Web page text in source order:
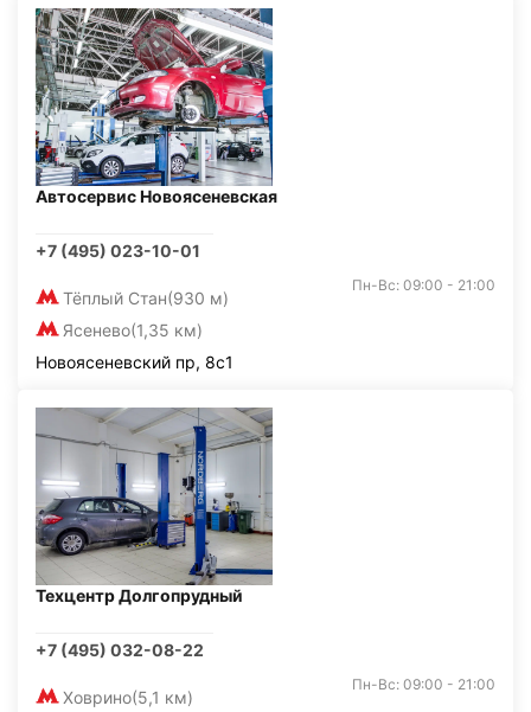
Автосервис Новоясеневская
+7 (495) 023-10-01
Тёплый Стан(930 м)
Ясенево(1,35 км)
Пн-Вс: 09:00 - 21:00
Новоясеневский пр, 8с1
Техцентр Долгопрудный
+7 (495) 032-08-22
Ховрино(5,1 км)
Пн-Вс: 09:00 - 21:00